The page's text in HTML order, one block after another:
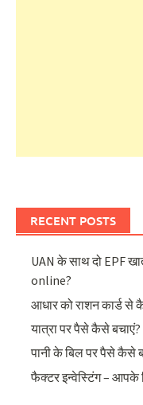
RECENT POSTS
UAN के साथ दो EPF
online?
आधार को राशन कार्ड
यात्रा पर पैसे कैसे बचाएं?
पानी के बिल पर पैसे कैसे
फैक्टर इन्वेस्टिंग – आपके